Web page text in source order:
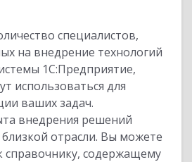
специалистов,
на внедрение технологий
1С:Предприятие,
использоваться для
ваших задач.
внедрения решений
отрасли. Вы можете
справочнику, содержащему